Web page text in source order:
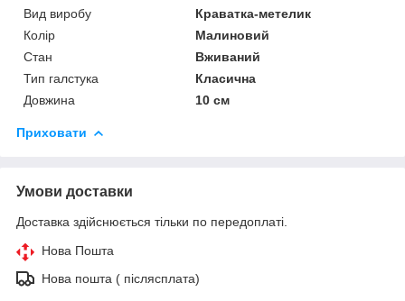
Вид виробу
Краватка-метелик
Колір
Малиновий
Стан
Вживаний
Тип галстука
Класична
Довжина
10 см
Приховати
Умови доставки
Доставка здійснюється тільки по передоплаті.
Нова Пошта
Нова пошта ( післясплата)